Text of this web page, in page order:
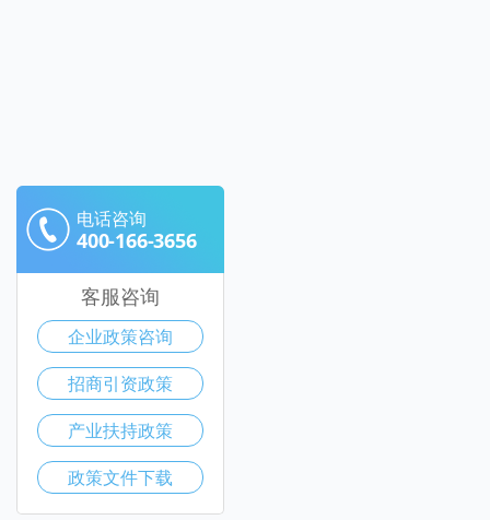
电话咨询
400-166-3656
客服咨询
企业政策咨询
招商引资政策
产业扶持政策
政策文件下载